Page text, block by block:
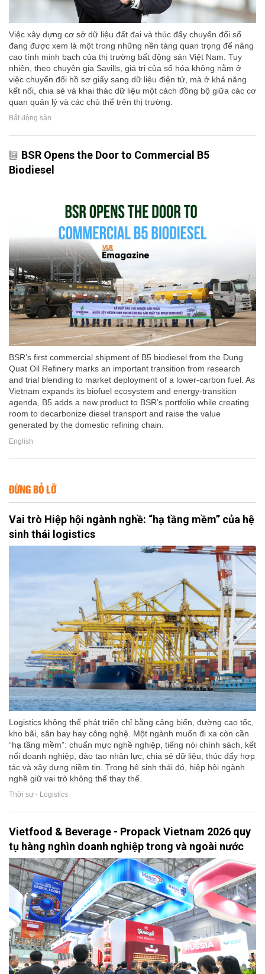
Việc xây dựng cơ sở dữ liệu đất đai và thúc đẩy chuyển đổi số
đang được xem là một trong những nền tảng quan trọng để nâng
cao tính minh bạch của thị trường bất động sản Việt Nam. Tuy
nhiên, theo chuyên gia Savills, giá trị của số hóa không nằm ở
việc chuyển đổi hồ sơ giấy sang dữ liệu điện tử, mà ở khả năng
kết nối, chia sẻ và khai thác dữ liệu một cách đồng bộ giữa các cơ
quan quản lý và các chủ thể trên thị trường.
Bất động sản
BSR Opens the Door to Commercial B5
Biodiesel
BSR’s first commercial shipment of B5 biodiesel from the Dung
Quat Oil Refinery marks an important transition from research
and trial blending to market deployment of a lower-carbon fuel. As
Vietnam expands its biofuel ecosystem and energy-transition
agenda, B5 adds a new product to BSR’s portfolio while creating
room to decarbonize diesel transport and raise the value
generated by the domestic refining chain.
English
ĐỪNG BỎ LỠ
Vai trò Hiệp hội ngành nghề: “hạ tầng mềm” của hệ
sinh thái logistics
Logistics không thể phát triển chỉ bằng cảng biển, đường cao tốc,
kho bãi, sân bay hay công nghệ. Một ngành muốn đi xa còn cần
“hạ tầng mềm”: chuẩn mực nghề nghiệp, tiếng nói chính sách, kết
nối doanh nghiệp, đào tạo nhân lực, chia sẻ dữ liệu, thúc đẩy hợp
tác và xây dựng niềm tin. Trong hệ sinh thái đó, hiệp hội ngành
nghề giữ vai trò không thể thay thế.
Thời sự - Logistics
Vietfood & Beverage - Propack Vietnam 2026 quy
tụ hàng nghìn doanh nghiệp trong và ngoài nước